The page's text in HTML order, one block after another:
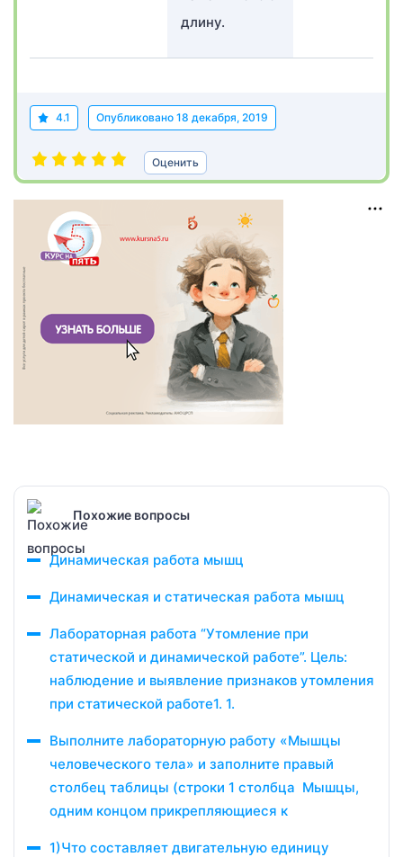
длину.
4.1 Опубликовано 18 декабря, 2019
Оценить
Похожие вопросы
Динамическая работа мышц
Динамическая и статическая работа мышц
Лабораторная работа “Утомление при
статической и динамической работе”. Цель:
наблюдение и выявление признаков утомления
при статической работе1. 1.
Выполните лабораторную работу «Мышцы
человеческого тела» и заполните правый
столбец таблицы (строки 1 столбца Мышцы,
одним концом прикрепляющиеся к
1)Что составляет двигательную единицу